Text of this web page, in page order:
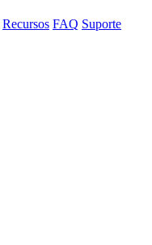
Recursos FAQ Suporte